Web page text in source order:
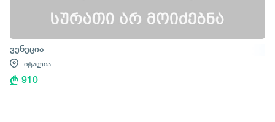
ვენეცია
იტალია
910